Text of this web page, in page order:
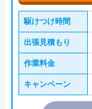
駆けつけ時間
出張見積もり
作業料金
キャンペーン